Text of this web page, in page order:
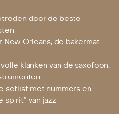
door de beste
New Orleans, de bakermat
klanken van de saxofoon,
setlist met nummers en
spirit” van jazz